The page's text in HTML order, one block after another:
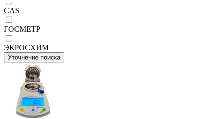
CAS
ГОСМЕТР
ЭКРОСХИМ
Уточнение поиска